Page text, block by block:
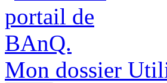
Mon dossier